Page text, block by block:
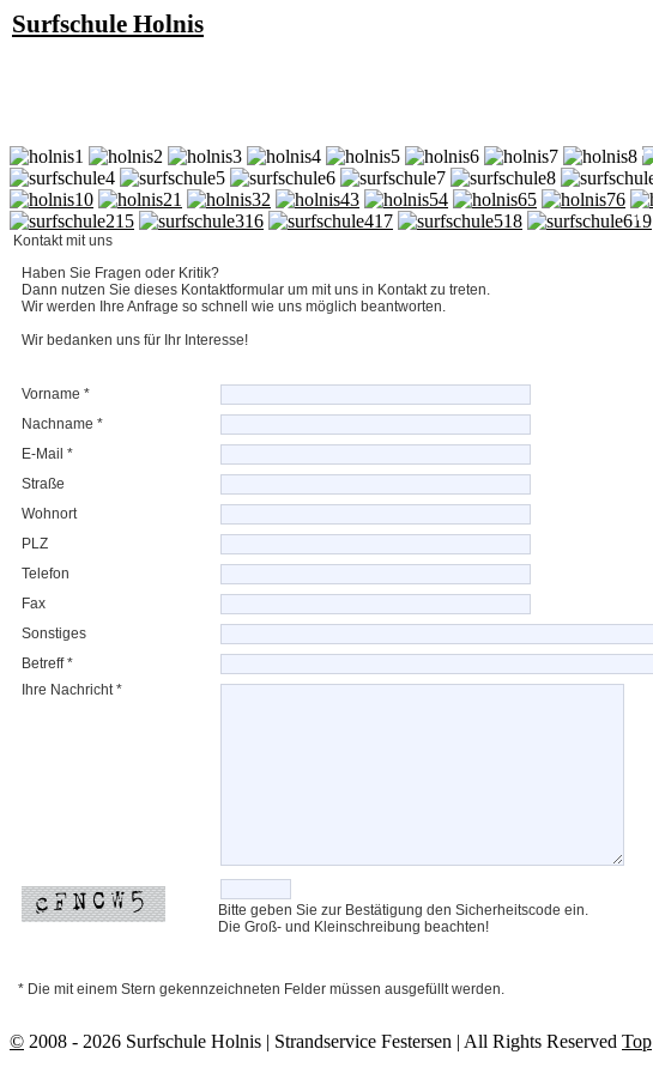
Surfschule Holnis
0 1 2 3 4 5 6
15
16 17 18 19
Kontakt mit uns
Haben Sie Fragen oder Kritik?
Dann nutzen Sie dieses Kontaktformular um mit uns in Kontakt zu treten.
Wir werden Ihre Anfrage so schnell wie uns möglich beantworten.
Wir bedanken uns für Ihr Interesse!
Vorname *
Nachname *
E-Mail *
Straße
Wohnort
PLZ
Telefon
Fax
Sonstiges
Betreff *
Ihre Nachricht *
Bitte geben Sie zur Bestätigung den Sicherheitscode ein.
Die Groß- und Kleinschreibung beachten!
* Die mit einem Stern gekennzeichneten Felder müssen ausgefüllt werden.
© 2008 - 2026 Surfschule Holnis | Strandservice Festersen | All Rights Reserved Top